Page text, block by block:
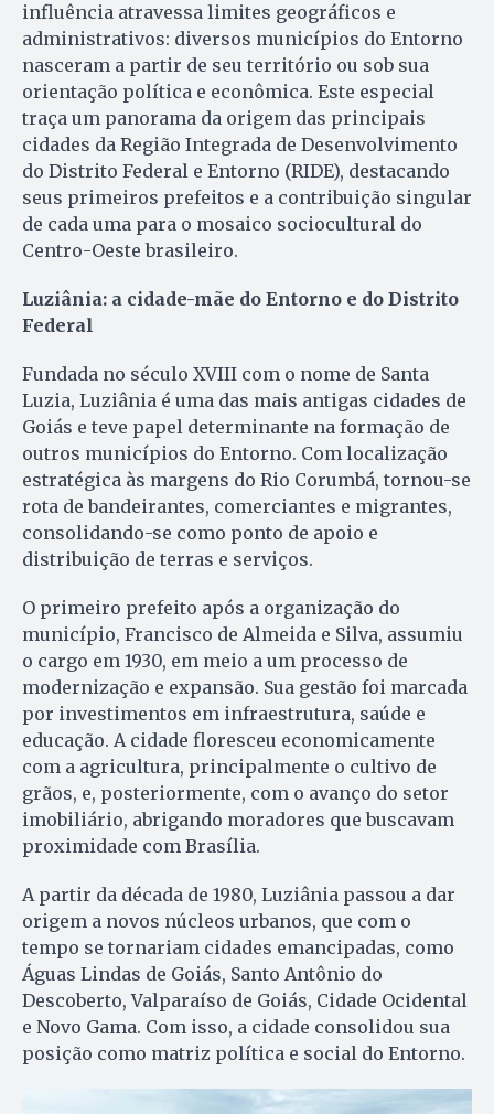
influência atravessa limites geográficos e
administrativos: diversos municípios do Entorno
nasceram a partir de seu território ou sob sua
orientação política e econômica. Este especial
traça um panorama da origem das principais
cidades da Região Integrada de Desenvolvimento
do Distrito Federal e Entorno (RIDE), destacando
seus primeiros prefeitos e a contribuição singular
de cada uma para o mosaico sociocultural do
Centro-Oeste brasileiro.
Luziânia: a cidade-mãe do Entorno e do Distrito
Federal
Fundada no século XVIII com o nome de Santa
Luzia, Luziânia é uma das mais antigas cidades de
Goiás e teve papel determinante na formação de
outros municípios do Entorno. Com localização
estratégica às margens do Rio Corumbá, tornou-se
rota de bandeirantes, comerciantes e migrantes,
consolidando-se como ponto de apoio e
distribuição de terras e serviços.
O primeiro prefeito após a organização do
município, Francisco de Almeida e Silva, assumiu
o cargo em 1930, em meio a um processo de
modernização e expansão. Sua gestão foi marcada
por investimentos em infraestrutura, saúde e
educação. A cidade floresceu economicamente
com a agricultura, principalmente o cultivo de
grãos, e, posteriormente, com o avanço do setor
imobiliário, abrigando moradores que buscavam
proximidade com Brasília.
A partir da década de 1980, Luziânia passou a dar
origem a novos núcleos urbanos, que com o
tempo se tornariam cidades emancipadas, como
Águas Lindas de Goiás, Santo Antônio do
Descoberto, Valparaíso de Goiás, Cidade Ocidental
e Novo Gama. Com isso, a cidade consolidou sua
posição como matriz política e social do Entorno.